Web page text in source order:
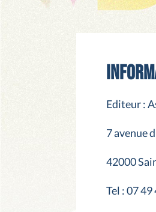
Editeur :
7 avenue
42000
Tel : 07 49